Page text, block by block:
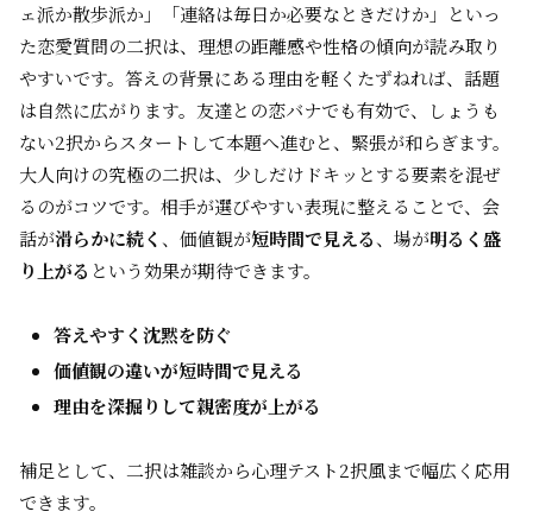
ェ派か散歩派か」「連絡は毎日か必要なときだけか」といっ
た恋愛質問の二択は、理想の距離感や性格の傾向が読み取り
やすいです。答えの背景にある理由を軽くたずねれば、話題
は自然に広がります。友達との恋バナでも有効で、しょうも
ない2択からスタートして本題へ進むと、緊張が和らぎます。
大人向けの究極の二択は、少しだけドキッとする要素を混ぜ
るのがコツです。相手が選びやすい表現に整えることで、会
話が滑らかに続く 、価値観が短時間で見える、場が明るく盛
り上がる という効果が期待できます。
答えやすく沈黙を防ぐ
価値観の違いが短時間で見える
理由を深掘りして親密度が上がる
補足として、二択は雑談から心理テスト2択風まで幅広く応用
できます。